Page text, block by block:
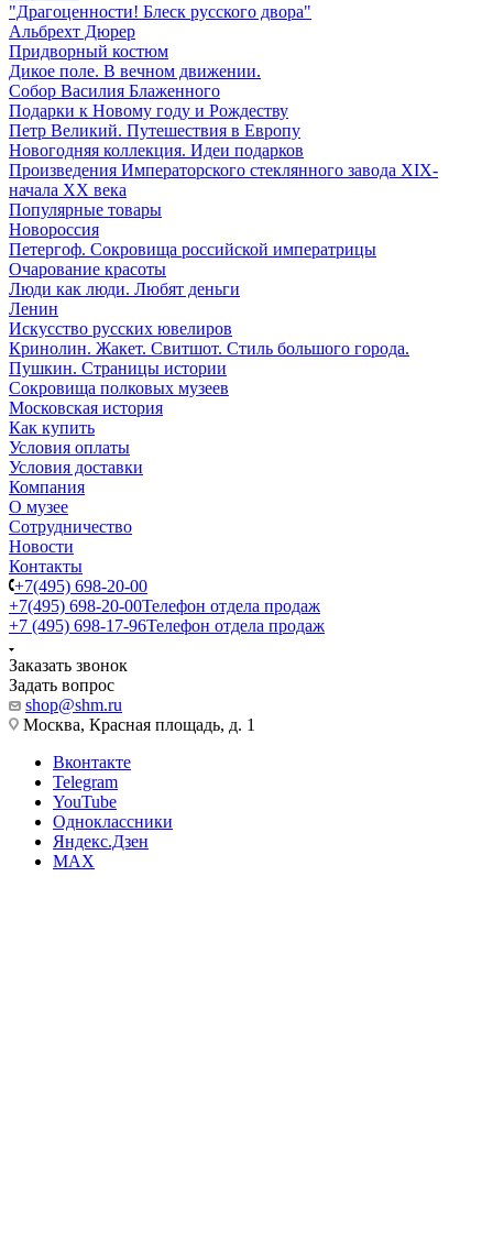
"Драгоценности! Блеск русского двора"
Альбрехт Дюрер
Придворный костюм
Дикое поле. В вечном движении.
Собор Василия Блаженного
Подарки к Новому году и Рождеству
Петр Великий. Путешествия в Европу
Новогодняя коллекция. Идеи подарков
Произведения Императорского стеклянного завода XIX-
начала XX века
Популярные товары
Новороссия
Петергоф. Сокровища российской императрицы
Очарование красоты
Люди как люди. Любят деньги
Ленин
Искусство русских ювелиров
Кринолин. Жакет. Свитшот. Стиль большого города.
Пушкин. Страницы истории
Сокровища полковых музеев
Московская история
Как купить
Условия оплаты
Условия доставки
Компания
О музее
Сотрудничество
Новости
Контакты
+7(495) 698-20-00
+7(495) 698-20-00Телефон отдела продаж
+7 (495) 698-17-96Телефон отдела продаж
Заказать звонок
Задать вопрос
shop@shm.ru
Москва, Красная площадь, д. 1
Вконтакте
Telegram
YouTube
Одноклассники
Яндекс.Дзен
MAX